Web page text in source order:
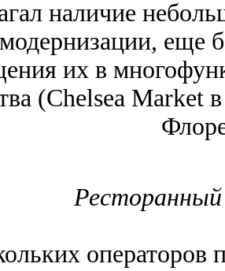
наличие
еще
их в
(Chelsea
операторов